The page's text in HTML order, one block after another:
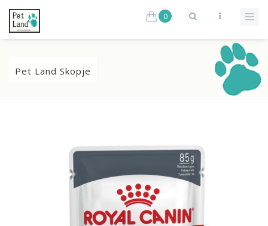
0
Pet Land Skopje